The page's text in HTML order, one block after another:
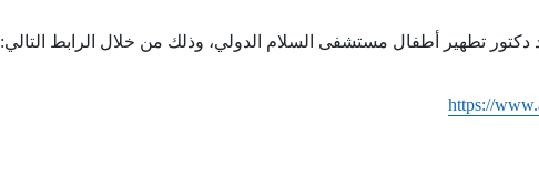
دكتور تطهير أطفال مستشفى السلام الدولي، وذلك من خلال الرابط التالي:
https://